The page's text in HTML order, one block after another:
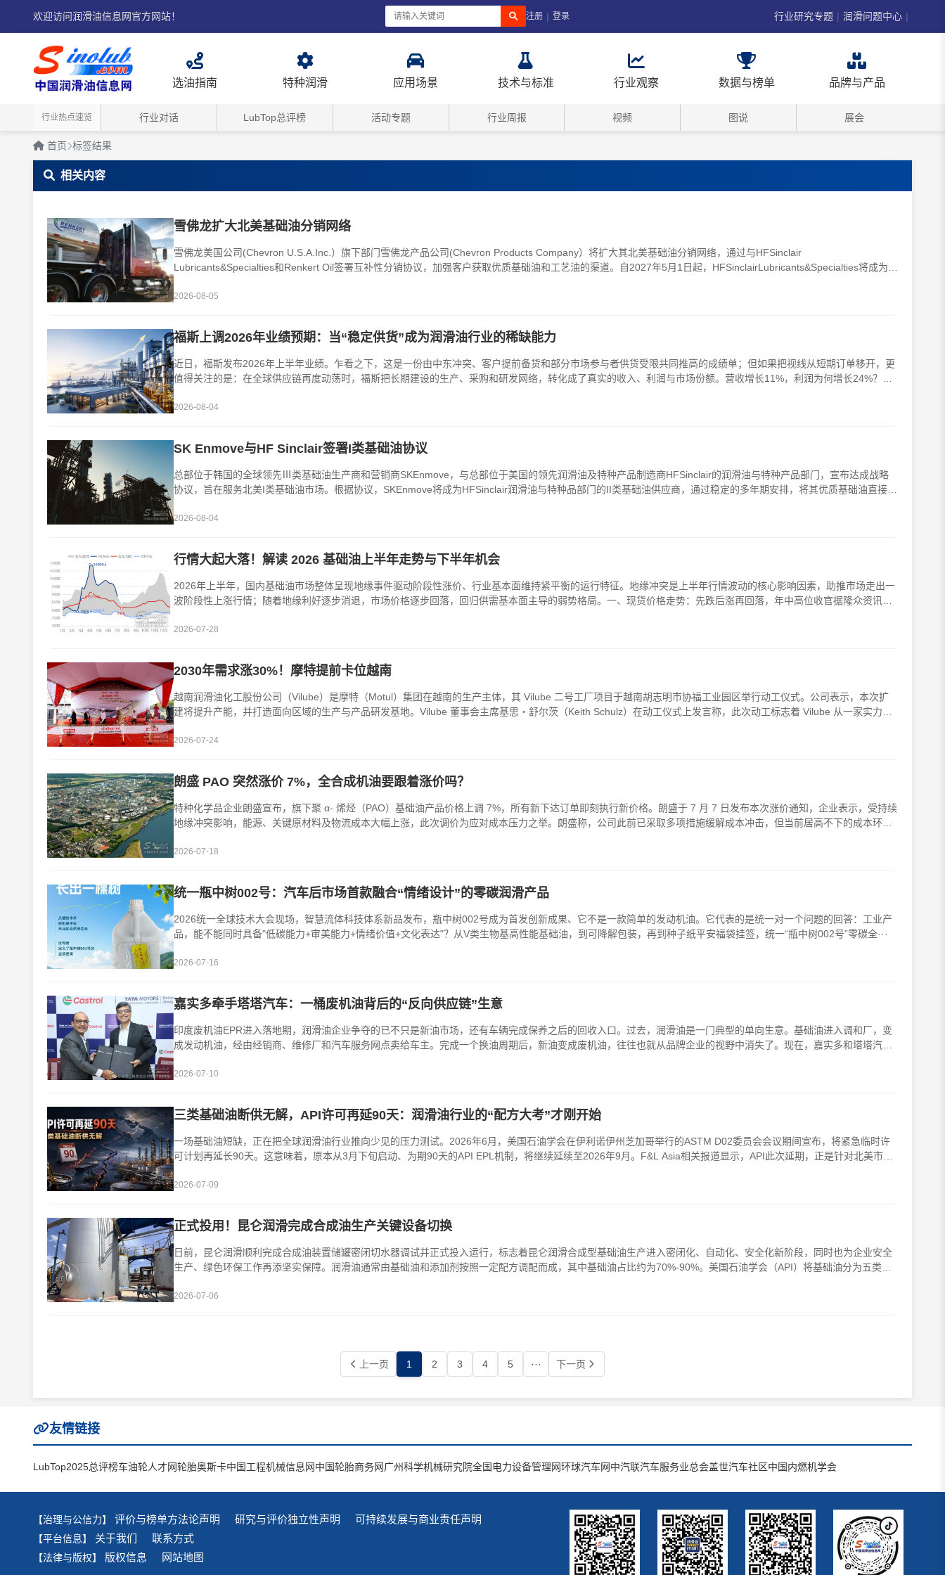
欢迎访问润滑油信息网官方网站！ 注册 | 登录 行业研究专题 | 润滑问题中心 |
选油指南 特种润滑 应用场景 技术与标准 行业观察 数据与榜单 品牌与产品
行业热点速览 行业对话 LubTop总评榜 活动专题 行业周报 视频 图说 展会
首页 标签结果
相关内容
雪佛龙扩大北美基础油分销网络
雪佛龙美国公司(Chevron U.S.A.Inc.）旗下部门雪佛龙产品公司(Chevron Products Company）将扩大其北美基础油分销网络，通过与HFSinclair
Lubricants&Specialties和Renkert Oil签署互补性分销协议，加强客户获取优质基础油和工艺油的渠道。自2027年5月1日起，HFSinclairLubricants&Specialties将成为雪
2026-08-05
福斯上调2026年业绩预期：当“稳定供货”成为润滑油行业的稀缺能力
近日，福斯发布2026年上半年业绩。乍看之下，这是一份由中东冲突、客户提前备货和部分市场参与者供货受限共同推高的成绩单；但如果把视线从短期订单移开，更
值得关注的是：在全球供应链再度动荡时，福斯把长期建设的生产、采购和研发网络，转化成了真实的收入、利润与市场份额。营收增长11%，利润为何增长24%？上
2026-08-04
SK Enmove与HF Sinclair签署I类基础油协议
总部位于韩国的全球领先Ⅲ类基础油生产商和营销商SKEnmove，与总部位于美国的领先润滑油及特种产品制造商HFSinclair的润滑油与特种产品部门，宣布达成战略
协议，旨在服务北美I类基础油市场。根据协议，SKEnmove将成为HFSinclair润滑油与特种品部门的II类基础油供应商，通过稳定的多年期安排，将其优质基础油直接供
2026-08-04
行情大起大落！解读 2026 基础油上半年走势与下半年机会
2026年上半年，国内基础油市场整体呈现地缘事件驱动阶段性涨价、行业基本面维持紧平衡的运行特征。地缘冲突是上半年行情波动的核心影响因素，助推市场走出一
波阶段性上涨行情；随着地缘利好逐步消退，市场价格逐步回落，回归供需基本面主导的弱势格局。一、现货价格走势：先跌后涨再回落，年中高位收官据隆众资讯数
2026-07-28
2030年需求涨30%！摩特提前卡位越南
越南润滑油化工股份公司（Vilube）是摩特（Motul）集团在越南的生产主体，其 Vilube 二号工厂项目于越南胡志明市协福工业园区举行动工仪式。公司表示，本次扩
建将提升产能，并打造面向区域的生产与产品研发基地。Vilube 董事会主席基思・舒尔茨（Keith Schulz）在动工仪式上发言称，此次动工标志着 Vilube 从一家实力雄
2026-07-24
朗盛 PAO 突然涨价 7%，全合成机油要跟着涨价吗？
特种化学品企业朗盛宣布，旗下聚 α- 烯烃（PAO）基础油产品价格上调 7%，所有新下达订单即刻执行新价格。朗盛于 7 月 7 日发布本次涨价通知，企业表示，受持续
地缘冲突影响，能源、关键原材料及物流成本大幅上涨，此次调价为应对成本压力之举。朗盛称，公司此前已采取多项措施缓解成本冲击，但当前居高不下的成本环境
2026-07-18
统一瓶中树002号：汽车后市场首款融合“情绪设计”的零碳润滑产品
2026统一全球技术大会现场，智慧流体科技体系新品发布，瓶中树002号成为首发创新成果、它不是一款简单的发动机油。它代表的是统一对一个问题的回答：工业产
品，能不能同时具备"低碳能力+审美能力+情绪价值+文化表达"？从V类生物基高性能基础油，到可降解包装，再到种子纸平安福袋挂签，统一“瓶中树002号”零碳全···
2026-07-16
嘉实多牵手塔塔汽车：一桶废机油背后的“反向供应链”生意
印度废机油EPR进入落地期，润滑油企业争夺的已不只是新油市场，还有车辆完成保养之后的回收入口。过去，润滑油是一门典型的单向生意。基础油进入调和厂，变
成发动机油，经由经销商、维修厂和汽车服务网点卖给车主。完成一个换油周期后，新油变成废机油，往往也就从品牌企业的视野中消失了。现在，嘉实多和塔塔汽车
2026-07-10
三类基础油断供无解，API许可再延90天：润滑油行业的“配方大考”才刚开始
一场基础油短缺，正在把全球润滑油行业推向少见的压力测试。2026年6月，美国石油学会在伊利诺伊州芝加哥举行的ASTM D02委员会会议期间宣布，将紧急临时许
可计划再延长90天。这意味着，原本从3月下旬启动、为期90天的API EPL机制，将继续延续至2026年9月。F&L Asia相关报道显示，API此次延期，正是针对北美市场
2026-07-09
正式投用！昆仑润滑完成合成油生产关键设备切换
日前，昆仑润滑顺利完成合成油装置储罐密闭切水器调试并正式投入运行，标志着昆仑润滑合成型基础油生产进入密闭化、自动化、安全化新阶段，同时也为企业安全
生产、绿色环保工作再添坚实保障。润滑油通常由基础油和添加剂按照一定配方调配而成，其中基础油占比约为70%-90%。美国石油学会（API）将基础油分为五类，
2026-07-06
上一页 1 2 3 4 5 ··· 下一页
友情链接
LubTop2025总评榜车油轮人才网轮胎奥斯卡中国工程机械信息网中国轮胎商务网广州科学机械研究院全国电力设备管理网环球汽车网中汽联汽车服务业总会盖世汽车社区中国内燃机学会
【治理与公信力】 评价与榜单方法论声明 研究与评价独立性声明 可持续发展与商业责任声明
【平台信息】 关于我们 联系方式
【法律与版权】 版权信息 网站地图